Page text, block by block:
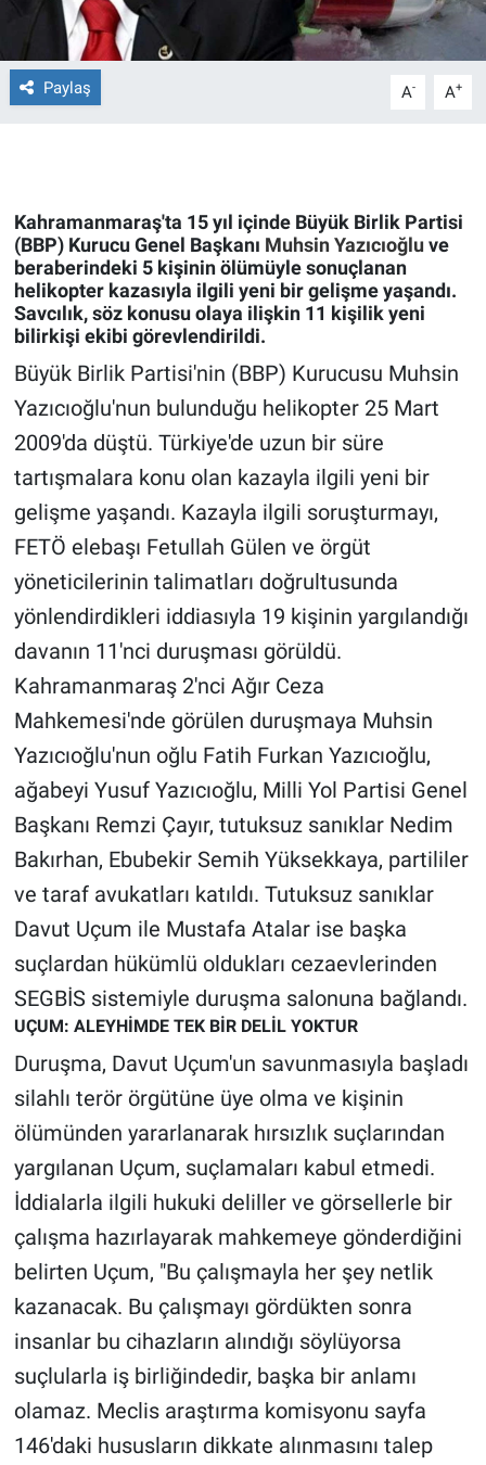
Paylaş A- A+
Kahramanmaraş'ta 15 yıl içinde Büyük Birlik Partisi
(BBP) Kurucu Genel Başkanı Muhsin Yazıcıoğluve
beraberindeki 5 kişinin ölümüyle sonuçlanan
helikopter kazasıyla ilgili yeni bir gelişme yaşandı.
Savcılık, söz konusu olaya ilişkin 11 kişilik yeni
bilirkişi ekibi görevlendirildi.
Büyük Birlik Partisi'nin (BBP) Kurucusu Muhsin
Yazıcıoğlu'nun bulunduğu helikopter 25 Mart
2009'da düştü. Türkiye'de uzun bir süre
tartışmalara konu olan kazayla ilgili yeni bir
gelişme yaşandı. Kazayla ilgili soruşturmayı,
FETÖ elebaşı Fetullah Gülen ve örgüt
yöneticilerinin talimatları doğrultusunda
yönlendirdikleri iddiasıyla 19 kişinin yargılandığı
davanın 11'nci duruşması görüldü.
Kahramanmaraş 2'nci Ağır Ceza
Mahkemesi'nde görülen duruşmaya Muhsin
Yazıcıoğlu'nun oğlu Fatih Furkan Yazıcıoğlu,
ağabeyi Yusuf Yazıcıoğlu, Milli Yol Partisi Genel
Başkanı Remzi Çayır, tutuksuz sanıklar Nedim
Bakırhan, Ebubekir Semih Yüksekkaya, partililer
ve taraf avukatları katıldı. Tutuksuz sanıklar
Davut Uçum ile Mustafa Atalar ise başka
suçlardan hükümlü oldukları cezaevlerinden
SEGBİS sistemiyle duruşma salonuna bağlandı.
UÇUM: ALEYHİMDE TEK BİR DELİL YOKTUR
Duruşma, Davut Uçum'un savunmasıyla başladı
silahlı terör örgütüne üye olma ve kişinin
ölümünden yararlanarak hırsızlık suçlarından
yargılanan Uçum, suçlamaları kabul etmedi.
İddialarla ilgili hukuki deliller ve görsellerle bir
çalışma hazırlayarak mahkemeye gönderdiğini
belirten Uçum, "Bu çalışmayla her şey netlik
kazanacak. Bu çalışmayı gördükten sonra
insanlar bu cihazların alındığı söylüyorsa
suçlularla iş birliğindedir, başka bir anlamı
olamaz. Meclis araştırma komisyonu sayfa
146'daki hususların dikkate alınmasını talep
Ekonomi
Forum
Gün Bitiyor
Gün Ortası
Gündem Özel
Günün görüntüsü
Haber
İlan
Kimdir
Koronavirüs
Kültür Sanat
Ne demişti
Nedir
Popüler
Programlar
Sağlık
Spor
Teknoloji
Türkiye'nin Geleceği
Türkiye'nin Gündemi
Yerel Gündem
Yerel Yaşam